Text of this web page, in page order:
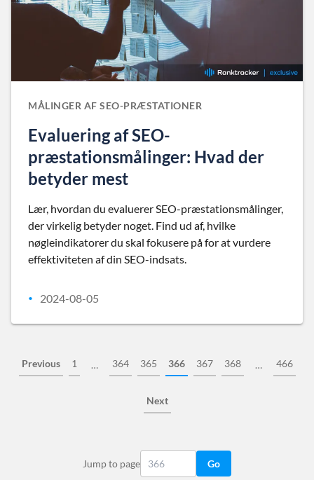
MÅLINGER AF SEO-PRÆSTATIONER
Evaluering af SEO-
præstationsmålinger: Hvad der
betyder mest
Lær, hvordan du evaluerer SEO-præstationsmålinger,
der virkelig betyder noget. Find ud af, hvilke
nøgleindikatorer du skal fokusere på for at vurdere
effektiviteten af din SEO-indsats.
• 2024-08-05
Previous 1 … 364 365 366 367 368 … 466
Next
Jump to page Go